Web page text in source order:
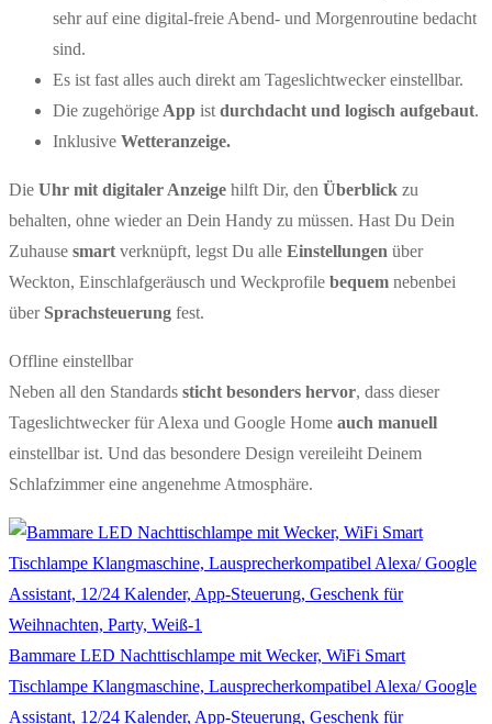
sehr auf eine digital-freie Abend- und Morgenroutine bedacht
sind.
Es ist fast alles auch direkt am Tageslichtwecker einstellbar.
Die zugehörige App ist durchdacht und logisch aufgebaut.
Inklusive Wetteranzeige.
Die Uhr mit digitaler Anzeige hilft Dir, den Überblick zu
behalten, ohne wieder an Dein Handy zu müssen. Hast Du Dein
Zuhause smart verknüpft, legst Du alle Einstellungen über
Weckton, Einschlafgeräusch und Weckprofile bequem nebenbei
über Sprachsteuerung fest.
Offline einstellbar
Neben all den Standards sticht besonders hervor, dass dieser
Tageslichtwecker für Alexa und Google Home auch manuell
einstellbar ist. Und das besondere Design vereileiht Deinem
Schlafzimmer eine angenehme Atmosphäre.
Bammare LED Nachttischlampe mit Wecker, WiFi Smart
Tischlampe Klangmaschine, Lausprecherkompatibel Alexa/ Google
Assistant, 12/24 Kalender, App-Steuerung, Geschenk für